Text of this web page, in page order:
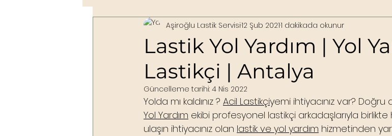
Lastik Yol Yardım | Yol
Lastikçi | Antalya
Aşiroğlu Lastik Servisi12 Şub 20211 dakikada okunur
Güncelleme tarihi: 4 Nis 2022
Yolda mı kaldınız ? Acil Lastikçiyemi ihtiyacınız var? Doğru
Yol Yardım ekibi profesyonel lastikçi arkadaşlarıyla
ulaşın ihtiyacınız olan lastik ve yol yardım hizmetinden